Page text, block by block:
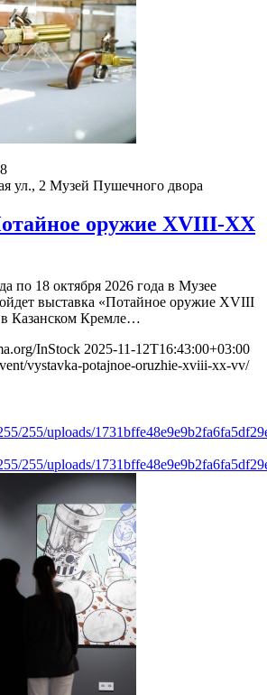
ул., 2 Музей Пушечного двора
оружие XVIII-XX
по 18 октября 2026 года в Музее
выставка «Потайное оружие XVIII
Казанском Кремле…
InStock 2025-11-12T16:43:00+03:00
vystavka-potajnoe-oruzhie-xviii-xx-vv/
255/uploads/
255/uploads/